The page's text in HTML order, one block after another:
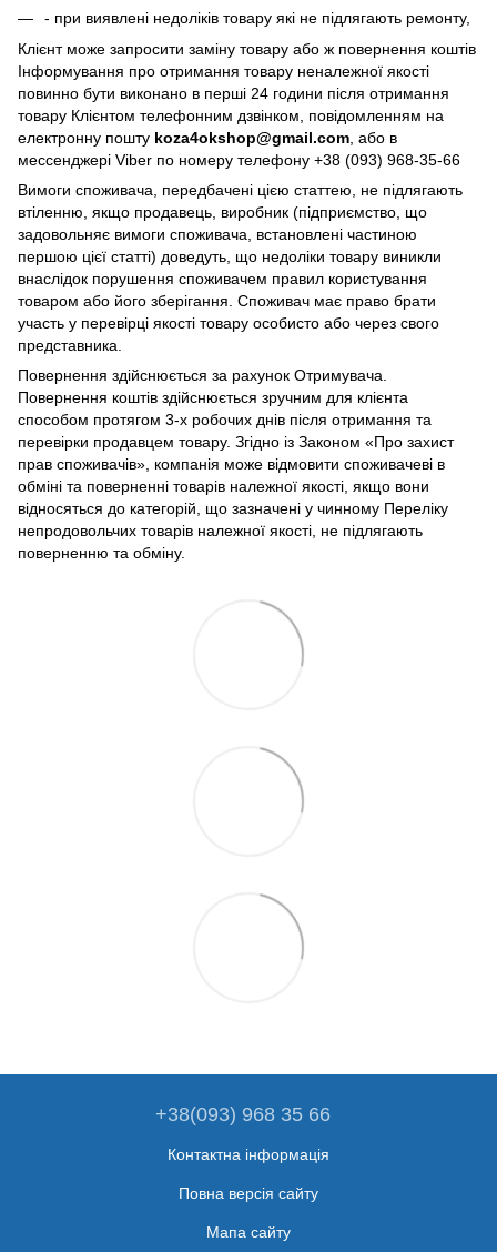
- при виявлені недоліків товару які не підлягають ремонту,
Клієнт може запросити заміну товару або ж повернення коштів
Інформування про отримання товару неналежної якості
повинно бути виконано в перші 24 години після отримання
товару Клієнтом телефонним дзвінком, повідомленням на
електронну пошту koza4okshop@gmail.com , або в
мессенджері Viber по номеру телефону +38 (093) 968-35-66
Вимоги споживача, передбачені цією статтею, не підлягають
втіленню, якщо продавець, виробник (підприємство, що
задовольняє вимоги споживача, встановлені частиною
першою цієї статті) доведуть, що недоліки товару виникли
внаслідок порушення споживачем правил користування
товаром або його зберігання. Споживач має право брати
участь у перевірці якості товару особисто або через свого
представника.
Повернення здійснюється за рахунок Отримувача.
Повернення коштів здійснюється зручним для клієнта
способом протягом 3-х робочих днів після отримання та
перевірки продавцем товару. Згідно із Законом «Про захист
прав споживачів», компанія може відмовити споживачеві в
обміні та поверненні товарів належної якості, якщо вони
відносяться до категорій, що зазначені у чинному Переліку
непродовольчих товарів належної якості, не підлягають
поверненню та обміну.
+38(093) 968 35 66
Контактна інформація
Повна версія сайту
Мапа сайту